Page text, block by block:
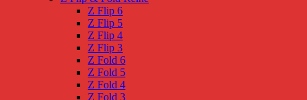
Z Flip 6
Z Flip 5
Z Flip 4
Z Flip 3
Z Fold 6
Z Fold 5
Z Fold 4
Z Fold 3